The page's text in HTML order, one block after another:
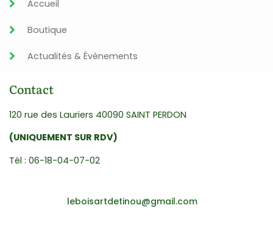
Accueil
Boutique
Actualités & Évènements
Contact
120 rue des Lauriers 40090 SAINT PERDON
(UNIQUEMENT SUR RDV)
Tél : 06-18-04-07-02
leboisartdetinou@gmail.com